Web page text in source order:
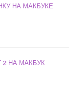
НА МАКБУКЕ
2 НА МАКБУК